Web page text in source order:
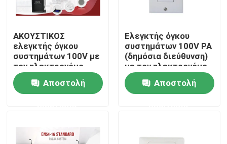
Βίντεο
Περίπου εμείς
Γύρος εργοστασίων
Μας ελάτε σε επαφή με
ΑΚΟΥΣΤΙΚΟΣ
ελεγκτής όγκου
συστημάτων 100V με
τον ηλεκτρονόμο
120W
Αποστολή
Ελεγκτής όγκου
συστημάτων 100V PA
(δημόσια διεύθυνση)
με τον ηλεκτρονόμο
60W
Αποστολή